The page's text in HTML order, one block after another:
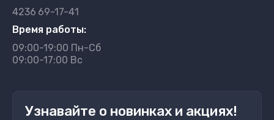
4236 69-17-41
Время работы:
09:00-19:00 Пн-Сб
09:00-17:00 Вс
Узнавайте о новинках и акциях!